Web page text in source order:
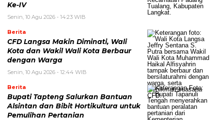
Ke-IV
Senin, 10 Agu 2026 - 14:23 WIB
Berita
CFD Langsa Makin Diminati, Wali
Kota dan Wakil Wali Kota Berbaur
dengan Warga
Senin, 10 Agu 2026 - 12:44 WIB
Berita
Bupati Tapteng Salurkan Bantuan
Alsintan dan Bibit Hortikultura untuk
Pemulihan Pertanian